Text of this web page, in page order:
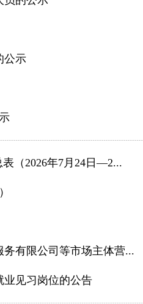
公示
（2026年7月24日—2...
有限公司等市场主体营...
业见习岗位的公告